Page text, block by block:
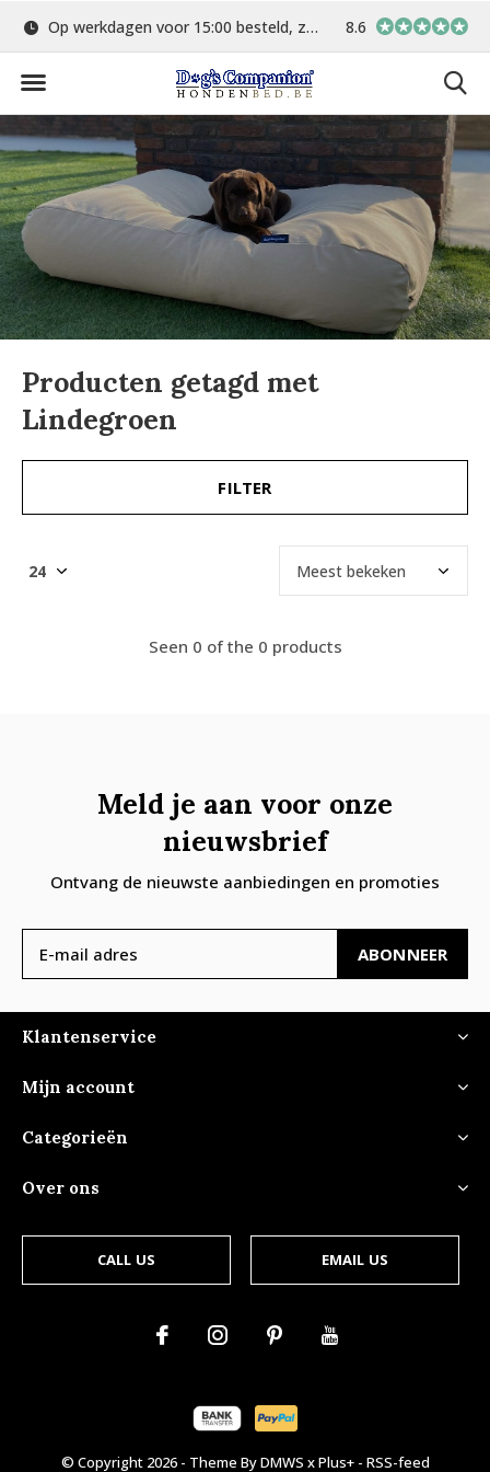
Op werkdagen voor 15:00 besteld, zelfde dag verstuurd Gratis verzending
8.6
Producten getagd met
Lindegroen
FILTER
Seen 0 of the 0 products
Meld je aan voor onze
nieuwsbrief
Ontvang de nieuwste aanbiedingen en promoties
ABONNEER
Klantenservice
Mijn account
Categorieën
Over ons
CALL US EMAIL US
© Copyright 2026- Theme ByDMWS xPlus+- RSS-feed